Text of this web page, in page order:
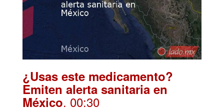
¿Usas este medicamento?
Emiten alerta sanitaria en
México. 00:30